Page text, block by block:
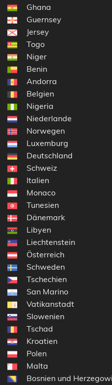
Ghana
Guernsey
Jersey
Togo
Niger
Benin
Andorra
Belgien
Nigeria
Niederlande
Norwegen
Luxemburg
Deutschland
Schweiz
Italien
Monaco
Tunesien
Dänemark
Libyen
Liechtenstein
Österreich
Schweden
Tschechien
San Marino
Vatikanstadt
Slowenien
Tschad
Kroatien
Polen
Malta
Bosnien und